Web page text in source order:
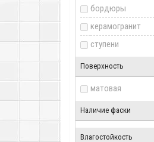
бордюры
керамогранит
ступени
Поверхность
матовая
Наличие фаски
Влагостойкость